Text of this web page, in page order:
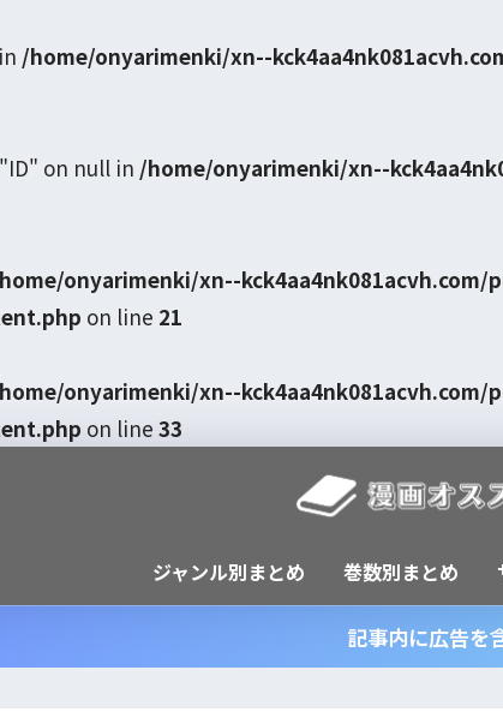
/home/onyarimenki/xn--
on null in /home/onyarimenki/xn--
onyarimenki/xn--
on line 21
onyarimenki/xn--
on line 33
ジャンル別まとめ 巻数別まとめ
記事内に広告を